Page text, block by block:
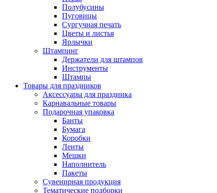
Полубусины
Пуговицы
Сургучная печать
Цветы и листья
Ярлычки
Штампинг
Держатели для штампов
Инструменты
Штампы
Товары для праздников
Аксессуары для праздника
Карнавальные товары
Подарочная упаковка
Банты
Бумага
Коробки
Ленты
Мешки
Наполнитель
Пакеты
Сувенирная продукция
Тематические подборки